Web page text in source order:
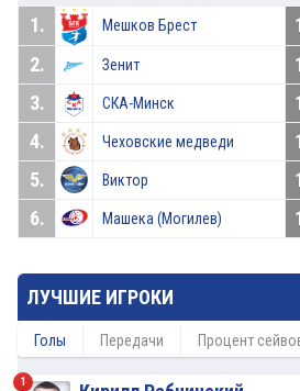
1. Мешков Брест
2.
Зенит
3.
СКА-Минск
4.
Чеховские медведи
5.
Виктор
6.
Машека (Могилев)
ЛУЧШИЕ ИГРОКИ
Голы Передачи Процент
1